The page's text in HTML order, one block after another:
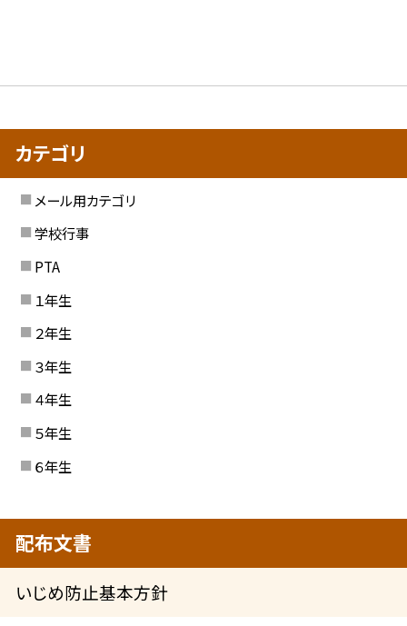
カテゴリ
メール用カテゴリ
学校行事
PTA
１年生
２年生
３年生
４年生
５年生
６年生
配布文書
いじめ防止基本方針